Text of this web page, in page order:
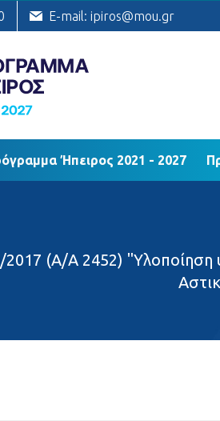
Πρόγραμμα Ήπειρος 2021 -
E-mail: ipiros@mou.gr
Ήπειρος 2021 - 2027
(Α/Α 2452) "Υλοποίηση